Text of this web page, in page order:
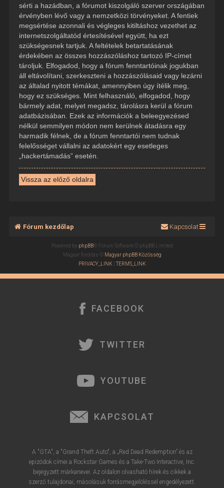
sérti a hazádban, a fórumot kiszolgáló szerver országában
érvényben lévő vagy a nemzetközi törvényeket. A fentiek
megsértése azonnali és végleges kitiltáshoz vezethet az
internetszolgáltatód értesítésével együtt, ha ezt
szükségesnek tartjuk. A feltételek betartatásának
érdekében az összes hozzászóláshoz tartozó IP-címet
tároljuk. Elfogadod, hogy a fórum fenntartóinak jogukban
áll eltávolítani, szerkeszteni a hozzászólásaid vagy lezárni
az általad nyitott témákat, amennyiben úgy ítélik meg,
hogy ez szükséges. Mint felhasználó, elfogadod, hogy
bármely adat, melyet megadsz, tárolásra kerül a fórum
adatbázisában. Ezek az információk a beleegyezésed
nélkül semmilyen módon nem kerülnek átadásra egy
harmadik félnek, de a fórum fenntartói nem tudnak
felelősséget vállalni az adatokért egy esetleges
„hackertámadás” esetén.
Vissza az előző oldalra
Fórum kezdőlap Kapcsolat
Powered by phpBB® Forum Software © phpBB Limited
Magyar fordítás © Magyar phpBB Közösség
PRIVACY_LINK |TERMS_LINK
FACEBOOK
TWITTER
YOUTUBE
KAPCSOLAT
A "GTA", a "Grand Theft Auto", a „Red Dead Redemption” és az
epizódok címei a Rockstar Games és a Take-Two Interactive, Inc.
bejegyzett márkanevei. Az oldalon olvasható hírek és cikkek a
szerző tulajdonai, másolásuk forrásmegjelöléssel engedélyezett.